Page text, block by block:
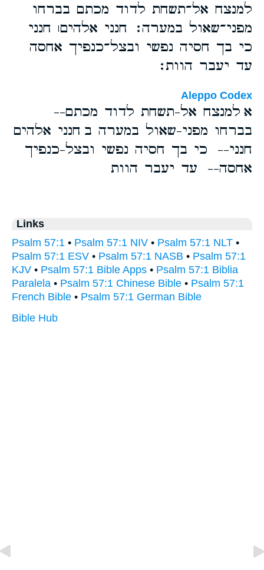
למנצח אל־תשחת לדוד מכתם בברחו
מפני־שאול במערה׃ חנני אלהים׀ חנני
כי בך חסיה נפשי ובצל־כנפיך אחסה
עד יעבר הוות׃
Aleppo Codex
א למנצח אל-תשחת לדוד מכתם--
בברחו מפני-שאול במערה ב חנני אלהים
חנני-- כי בך חסיה נפשי ובצל-כנפיך
אחסה-- עד יעבר הוות
Links
Psalm 57:1 • Psalm 57:1 NIV • Psalm 57:1 NLT •
Psalm 57:1 ESV • Psalm 57:1 NASB • Psalm 57:1
KJV • Psalm 57:1 Bible Apps • Psalm 57:1 Biblia
Paralela • Psalm 57:1 Chinese Bible • Psalm 57:1
French Bible • Psalm 57:1 German Bible
Bible Hub